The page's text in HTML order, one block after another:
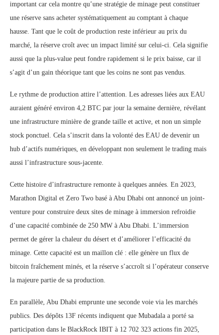
important car cela montre qu’une stratégie de minage peut constituer
une réserve sans acheter systématiquement au comptant à chaque
hausse. Tant que le coût de production reste inférieur au prix du
marché, la réserve croît avec un impact limité sur celui-ci. Cela signifie
aussi que la plus-value peut fondre rapidement si le prix baisse, car il
s’agit d’un gain théorique tant que les coins ne sont pas vendus.
Le rythme de production attire l’attention. Les adresses liées aux EAU
auraient généré environ 4,2 BTC par jour la semaine dernière, révélant
une infrastructure minière de grande taille et active, et non un simple
stock ponctuel. Cela s’inscrit dans la volonté des EAU de devenir un
hub d’actifs numériques, en développant non seulement le trading mais
aussi l’infrastructure sous-jacente.
Cette histoire d’infrastructure remonte à quelques années. En 2023,
Marathon Digital et Zero Two basé à Abu Dhabi ont annoncé un joint-
venture pour construire deux sites de minage à immersion refroidie
d’une capacité combinée de 250 MW à Abu Dhabi. L’immersion
permet de gérer la chaleur du désert et d’améliorer l’efficacité du
minage. Cette capacité est un maillon clé : elle génère un flux de
bitcoin fraîchement minés, et la réserve s’accroît si l’opérateur conserve
la majeure partie de sa production.
En parallèle, Abu Dhabi emprunte une seconde voie via les marchés
publics. Des dépôts 13F récents indiquent que Mubadala a porté sa
participation dans le BlackRock IBIT à 12 702 323 actions fin 2025,